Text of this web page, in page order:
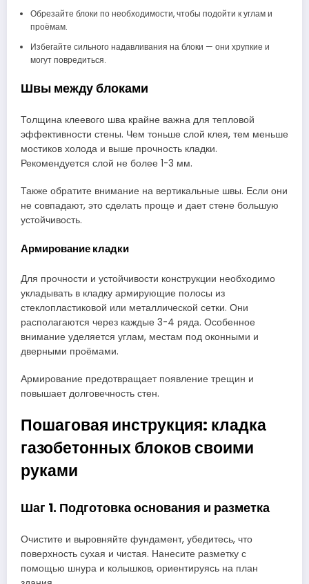
Обрезайте блоки по необходимости, чтобы подойти к углам и
проёмам.
Избегайте сильного надавливания на блоки — они хрупкие и
могут повредиться.
Швы между блоками
Толщина клеевого шва крайне важна для тепловой
эффективности стены. Чем тоньше слой клея, тем меньше
мостиков холода и выше прочность кладки.
Рекомендуется слой не более 1-3 мм.
Также обратите внимание на вертикальные швы. Если они
не совпадают, это сделать проще и дает стене большую
устойчивость.
Армирование кладки
Для прочности и устойчивости конструкции необходимо
укладывать в кладку армирующие полосы из
стеклопластиковой или металлической сетки. Они
располагаются через каждые 3-4 ряда. Особенное
внимание уделяется углам, местам под оконными и
дверными проёмами.
Армирование предотвращает появление трещин и
повышает долговечность стен.
Пошаговая инструкция: кладка
газобетонных блоков своими
руками
Шаг 1. Подготовка основания и разметка
Очистите и выровняйте фундамент, убедитесь, что
поверхность сухая и чистая. Нанесите разметку с
помощью шнура и колышков, ориентируясь на план